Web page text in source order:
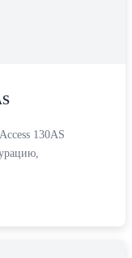
130AS